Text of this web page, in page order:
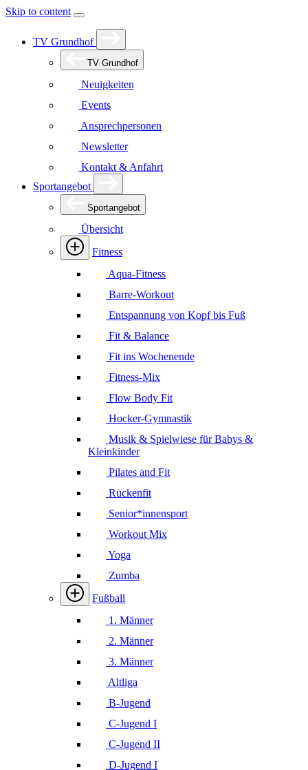
Skip to content
TV Grundhof
TV Grundhof
Neuigkeiten
Events
Ansprechpersonen
Newsletter
Kontakt & Anfahrt
Sportangebot
Sportangebot
Übersicht
Fitness
Aqua-Fitness
Barre-Workout
Entspannung von Kopf bis Fuß
Fit & Balance
Fit ins Wochenende
Fitness-Mix
Flow Body Fit
Hocker-Gymnastik
Musik & Spielwiese für Babys &
Kleinkinder
Pilates and Fit
Rückenfit
Senior*innensport
Workout Mix
Yoga
Zumba
Fußball
1. Männer
2. Männer
3. Männer
Altliga
B-Jugend
C-Jugend I
C-Jugend II
D-Jugend I